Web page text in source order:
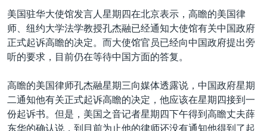
转
到
检
索
欧洲
非洲
美洲
全球议题
科教·文娱·体健
军事
劳工
白宫要闻
国会报道
美中关系
美国建国250周年
埃博拉疫情
美国之音专访
VOA视频
VOA今日焦点
中文广播
关注我们
美国驻华大使馆发言人星期四在北京表示，高瞻的美国律
师、纽约大学法学教授孔杰融已经通知大使馆有关中国政府
正式起诉高瞻的决定。而大使馆官员已经向中国政府提出旁
听的要求，目前仍在等待中国方面的答复。
高瞻的美国律师孔杰融星期三向媒体透露说，中国政府星期
二通知他有关正式起诉高瞻的决定，他应该在星期四接到一
份起诉书。但是，美国之音记者星期四下午得到高瞻丈夫薛
东华的确认说，到目前为止他的律师还没有通知他得到了起